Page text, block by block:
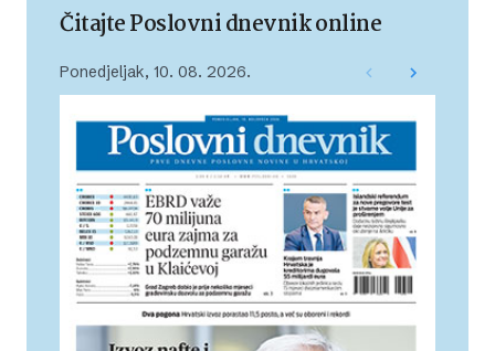
Čitajte Poslovni dnevnik online
Ponedjeljak, 10. 08. 2026.